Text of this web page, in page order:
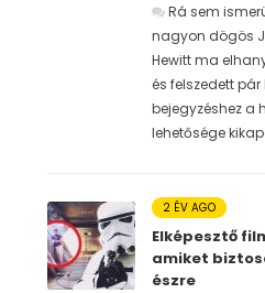
Rá sem
nagyon dögös
Hewitt ma
és felszedett pár
bejegyzéshez a
lehetősége
2 ÉV AGO
Elképesztő
amiket
észre